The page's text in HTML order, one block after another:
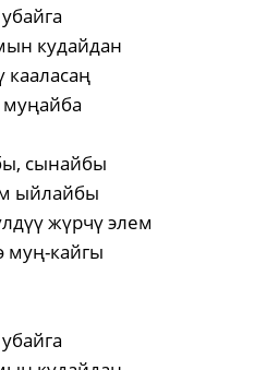
кудайдан
муңайба
сынайбы
ыйлайбы
жүрчү элем
муң-кайгы